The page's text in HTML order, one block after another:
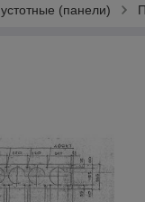
(панели)